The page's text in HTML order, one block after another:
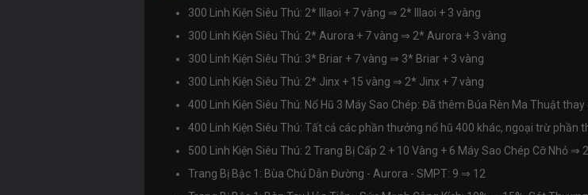
300 Linh Kiện Siêu Thú: 2* Illaoi + 7 vàng ⇒ 2* Illaoi + 3 vàng
300 Linh Kiện Siêu Thú: 2* Aurora + 7 vàng ⇒ 2* Aurora + 3 vàng
300 Linh Kiện Siêu Thú: 3* Briar + 7 vàng ⇒ 3* Briar + 3 vàng
300 Linh Kiện Siêu Thú: 2* Jinx + 15 vàng ⇒ 2* Jinx + 7 vàng
400 Linh Kiện Siêu Thú: Nổ Hũ 3 Máy Sao Chép: Đã thêm Búa Rèn Ma Thuật
400 Linh Kiện Siêu Thú: Tất cả các phần thưởng nổ hũ 400 khác, ngoại trừ
500 Linh Kiện Siêu Thú: 2 Trang Bị Cấp 2 + 10 Vàng + 6 Máy Sao Chép Cỡ Nhỏ ⇒
Trang Bị Bậc 1: Bùa Chú Dẫn Đường - Aurora - SMPT: 9 ⇒ 12